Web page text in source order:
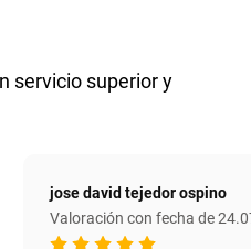
servicio superior y
jose david tejedor ospino
Valoración con fecha de